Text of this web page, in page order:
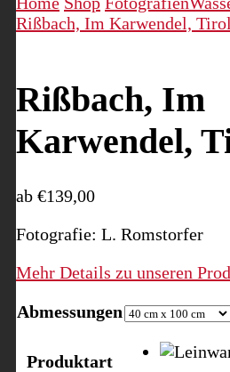
Rißbach, Im Karwendel, Tirol
Rißbach, Im
Karwendel,
ab €139,00
Fotografie: L. Romstorfer
Mehr Details zu unseren
Abmessungen
Produktart